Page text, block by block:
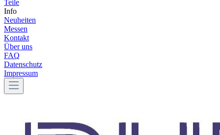
Teile
Info
Neuheiten
Messen
Kontakt
Über uns
FAQ
Datenschutz
Impressum